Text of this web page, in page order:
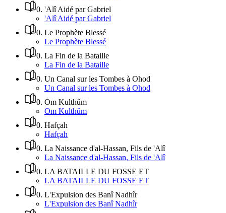
0. 'Alî Aidé par Gabriel
'Alî Aidé par Gabriel
0. Le Prophète Blessé
Le Prophète Blessé
0. La Fin de la Bataille
La Fin de la Bataille
0. Un Canal sur les Tombes à Ohod
Un Canal sur les Tombes à Ohod
0. Om Kulthûm
Om Kulthûm
0. Hafçah
Hafçah
0. La Naissance d'al-Hassan, Fils de 'Alî
La Naissance d'al-Hassan, Fils de 'Alî
0. LA BATAILLE DU FOSSE ET
LA BATAILLE DU FOSSE ET
0. L'Expulsion des Banî Nadhîr
L'Expulsion des Banî Nadhîr